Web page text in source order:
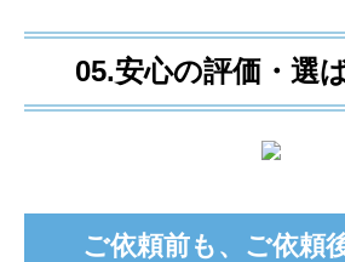
05.安心の評価・選
ご依頼前も、ご依頼